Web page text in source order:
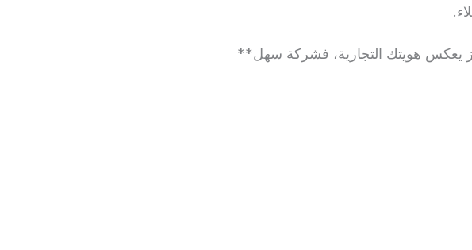
يعكس هويتك التجارية، فشركة سهل**